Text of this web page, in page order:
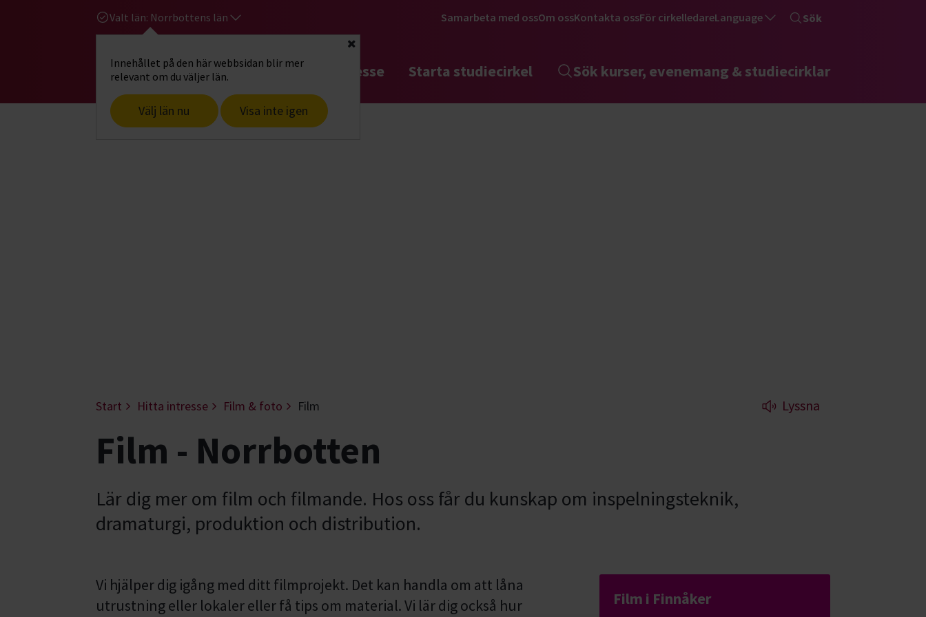
Valt län: Norrbottens län
Innehållet på den här webbsidan blir mer
relevant om du väljer län.
Välj län nu Visa inte igen
Stäng
Samarbeta med ossOm ossKontakta ossFör cirkelledareLanguage Sök
Gå till studiefrämjandets startsidaHitta intresse Starta studiecirkel Sök kurser, evenemang & studiecirklar
Start Hitta intresse Film & foto Film Lyssna
Film - Norrbotten
Lär dig mer om film och filmande. Hos oss får du kunskap om inspelningsteknik,
dramaturgi, produktion och distribution.
Vi hjälper dig igång med ditt filmprojekt. Det kan handla om att låna
utrustning eller lokaler eller få tips om material. Vi lär dig också hur
Film i Finnåker